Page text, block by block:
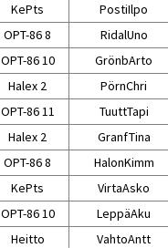
KePts PostiIlpo
OPT-86 8 RidalUno
OPT-86 10 GrönbArto
Halex 2 PörnChri
OPT-86 11 TuuttTapi
Halex 2 GranfTina
OPT-86 8 HalonKimm
KePts VirtaAsko
OPT-86 10 LeppäAku
Heitto VahtoAntt